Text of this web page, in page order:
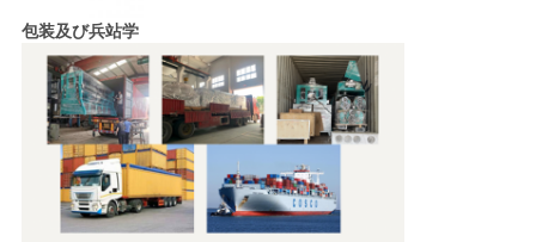
包装及び兵站学